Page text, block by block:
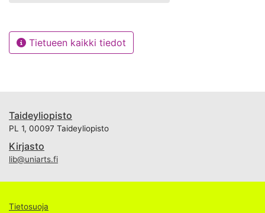
Tietueen kaikki tiedot
Taideyliopisto
PL 1, 00097 Taideyliopisto
Kirjasto
lib@uniarts.fi
Tietosuoja